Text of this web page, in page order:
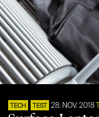
TECH TEST 28. NOV. 2018